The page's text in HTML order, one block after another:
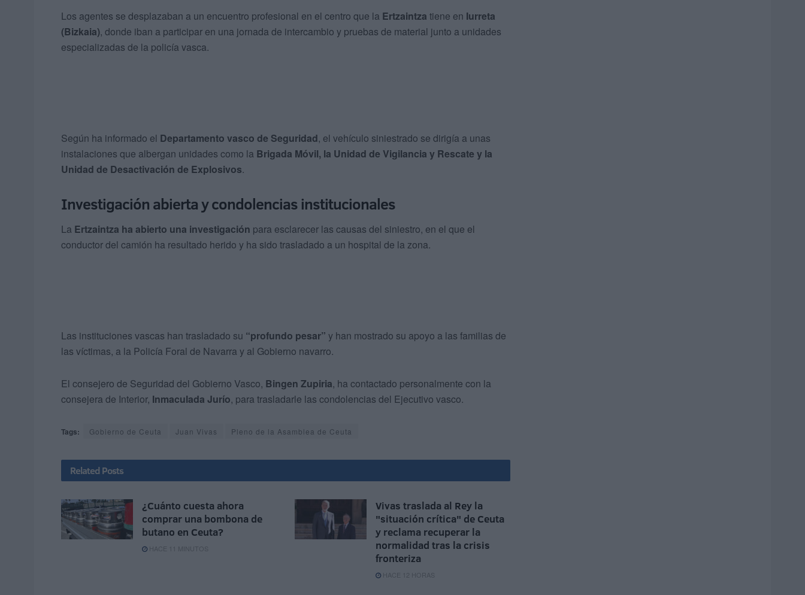
Los agentes se desplazaban a un encuentro profesional en el centro que la Ertzaintza tiene en Iurreta
(Bizkaia), donde iban a participar en una jornada de intercambio y pruebas de material junto a unidades
especializadas de la policía vasca.
Según ha informado el Departamento vasco de Seguridad, el vehículo siniestrado se dirigía a unas
instalaciones que albergan unidades como la Brigada Móvil, la Unidad de Vigilancia y Rescate y la
Unidad de Desactivación de Explosivos.
Investigación abierta y condolencias institucionales
La Ertzaintza ha abierto una investigación para esclarecer las causas del siniestro, en el que el
conductor del camión ha resultado herido y ha sido trasladado a un hospital de la zona.
Las instituciones vascas han trasladado su “profundo pesar” y han mostrado su apoyo a las familias de
las víctimas, a la Policía Foral de Navarra y al Gobierno navarro.
El consejero de Seguridad del Gobierno Vasco, Bingen Zupiria, ha contactado personalmente con la
consejera de Interior, Inmaculada Jurío, para trasladarle las condolencias del Ejecutivo vasco.
Tags: Gobierno de Ceuta Juan Vivas Pleno de la Asamblea de Ceuta
Related Posts
¿Cuánto cuesta ahora
comprar una bombona de
butano en Ceuta?
HACE 11 MINUTOS
Vivas traslada al Rey la
"situación crítica" de Ceuta
y reclama recuperar la
normalidad tras la crisis
fronteriza
HACE 12 HORAS